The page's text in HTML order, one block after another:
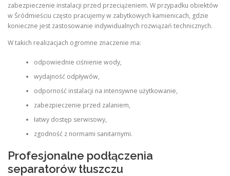
zabezpieczenie instalacji przed przeciążeniem. W przypadku obiektów
w Śródmieściu często pracujemy w zabytkowych kamienicach, gdzie
konieczne jest zastosowanie indywidualnych rozwiązań technicznych.
W takich realizacjach ogromne znaczenie ma:
odpowiednie ciśnienie wody,
wydajność odpływów,
odporność instalacji na intensywne użytkowanie,
zabezpieczenie przed zalaniem,
łatwy dostęp serwisowy,
zgodność z normami sanitarnymi.
Profesjonalne podłączenia
separatorów tłuszczu